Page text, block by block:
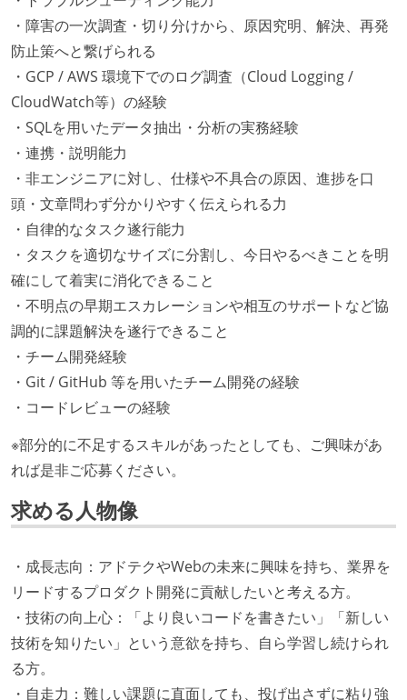
・障害の一次調査・切り分けから、原因究明、解決、再発
防止策へと繋げられる
・GCP / AWS 環境下でのログ調査（Cloud Logging /
CloudWatch等）の経験
・SQLを用いたデータ抽出・分析の実務経験
・連携・説明能力
・非エンジニアに対し、仕様や不具合の原因、進捗を口
頭・文章問わず分かりやすく伝えられる力
・自律的なタスク遂行能力
・タスクを適切なサイズに分割し、今日やるべきことを明
確にして着実に消化できること
・不明点の早期エスカレーションや相互のサポートなど協
調的に課題解決を遂行できること
・チーム開発経験
・Git / GitHub 等を用いたチーム開発の経験
・コードレビューの経験
※部分的に不足するスキルがあったとしても、ご興味があ
れば是非ご応募ください。
求める人物像
・成長志向：アドテクやWebの未来に興味を持ち、業界を
リードするプロダクト開発に貢献したいと考える方。
・技術の向上心：「より良いコードを書きたい」「新しい
技術を知りたい」という意欲を持ち、自ら学習し続けられ
る方。
・自走力：難しい課題に直面しても、投げ出さずに粘り強